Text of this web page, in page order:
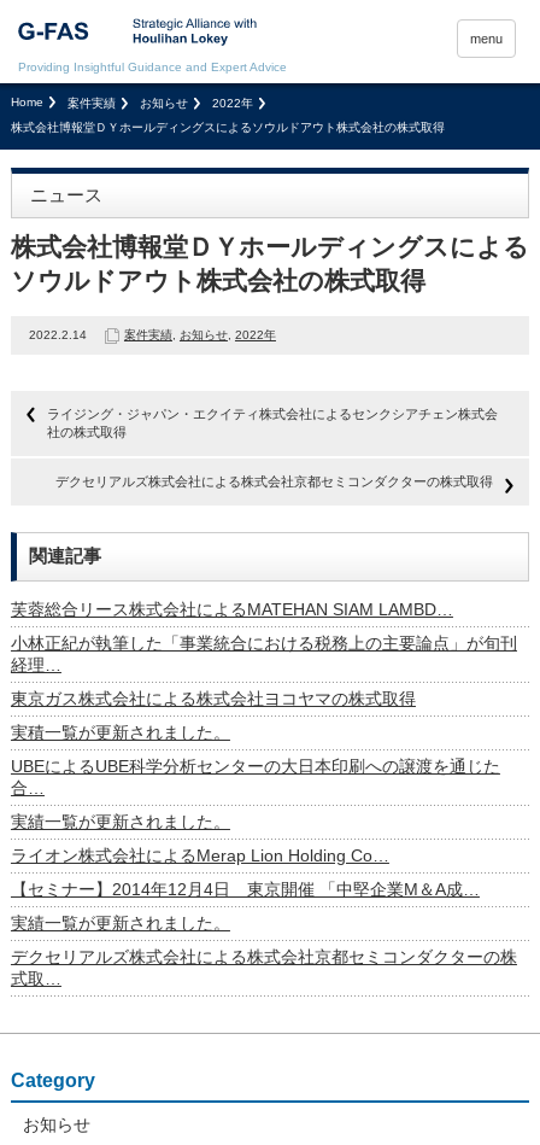
Providing Insightful Guidance and Expert Advice
menu
Home 案件実績 お知らせ
2022年
株式会社博報堂ＤＹホールディングスによるソウルドアウト株式会社の株式取得
ニュース
株式会社博報堂ＤＹホールディングスによる
ソウルドアウト株式会社の株式取得
2022.2.14 案件実績, お知らせ, 2022年
ライジング・ジャパン・エクイティ株式会社によるセンクシアチェン株式会
社の株式取得
デクセリアルズ株式会社による株式会社京都セミコンダクターの株式取得
関連記事
芙蓉総合リース株式会社によるMATEHAN SIAM LAMBD…
小林正紀が執筆した「事業統合における税務上の主要論点」が旬刊
経理…
東京ガス株式会社による株式会社ヨコヤマの株式取得
実積一覧が更新されました。
UBEによるUBE科学分析センターの大日本印刷への譲渡を通じた
合…
実績一覧が更新されました。
ライオン株式会社によるMerap Lion Holding Co…
【セミナー】2014年12月4日 東京開催 「中堅企業M＆A成…
実績一覧が更新されました。
デクセリアルズ株式会社による株式会社京都セミコンダクターの株
式取…
Category
お知らせ